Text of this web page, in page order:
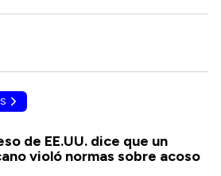
de EE.UU. dice que un
violó normas sobre acoso